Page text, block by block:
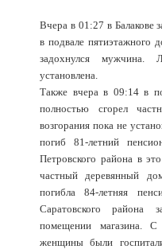
Вчера в 01:27 в Балакове
в подвале пятиэтажного
задохнулся мужчина.
установлена.
Также вчера в 09:14 в
полностью сгорел
возгорания пока не
погиб 81-летний
Петровского района в
частный деревянный
погибла 84-летняя
Саратовского района
помещении магазина.
женщины были